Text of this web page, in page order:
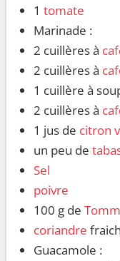
1 tomate
Marinade :
2 cuillères à
2 cuillères à
1 cuillère à
2 cuillères à
1 jus de citron
un peu de
Sel
poivre
100 g de
coriandre
Guacamole :